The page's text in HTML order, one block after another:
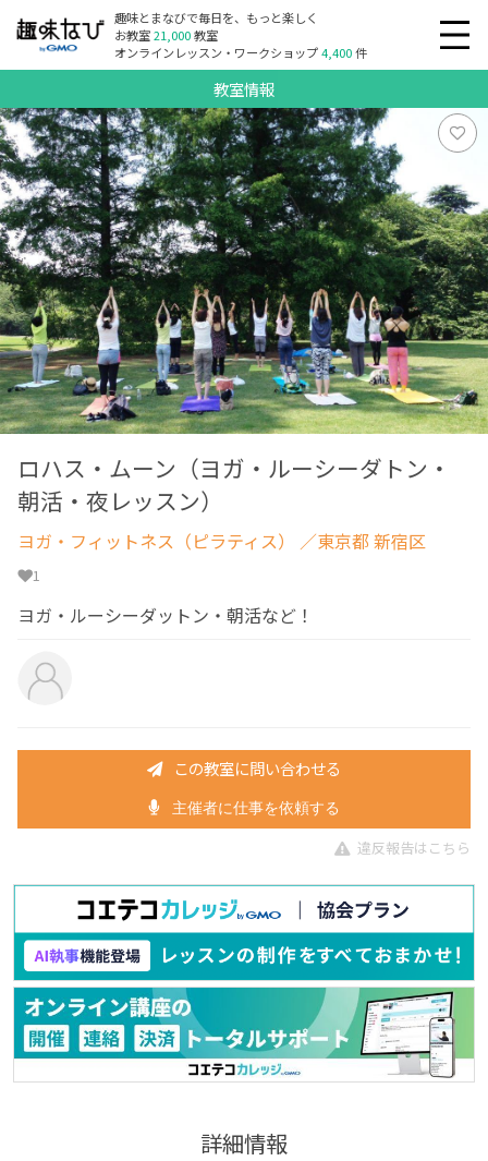
趣味とまなびで毎日を、もっと楽しく
お教室21,000教室
オンラインレッスン・ワークショップ4,400件
教室情報
ロハス・ムーン（ヨガ・ルーシーダトン・
朝活・夜レッスン）
ヨガ・フィットネス（ピラティス） ／東京都 新宿区
1
ヨガ・ルーシーダットン・朝活など！
この教室に問い合わせる
主催者に仕事を依頼する
違反報告はこちら
詳細情報